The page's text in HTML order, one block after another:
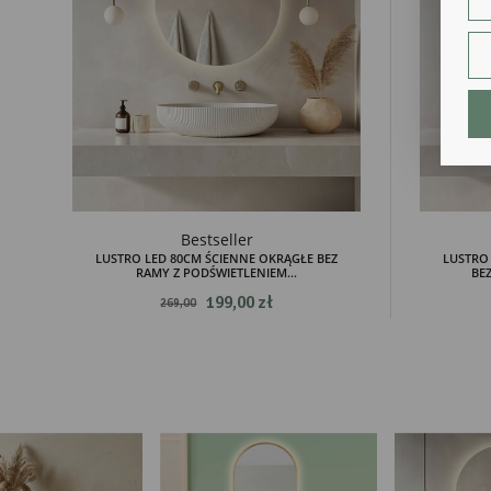
Bestseller
LUSTRO LED 80CM ŚCIENNE OKRĄGŁE BEZ
RAMY Z PODŚWIETLENIEM...
269,00 199,00 zł